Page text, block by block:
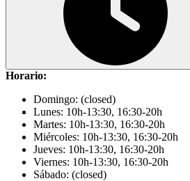
Horario:
Domingo: (closed)
Lunes: 10h-13:30, 16:30-20h
Martes: 10h-13:30, 16:30-20h
Miércoles: 10h-13:30, 16:30-20h
Jueves: 10h-13:30, 16:30-20h
Viernes: 10h-13:30, 16:30-20h
Sábado: (closed)